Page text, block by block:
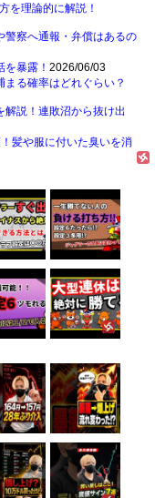
を理論的に解説！
警察へ通報・弁償はあるの
暴露！ 2026/06/03
る確率はどれぐらい？
説！連敗沼から抜け出
髪や服に付いた臭いを消